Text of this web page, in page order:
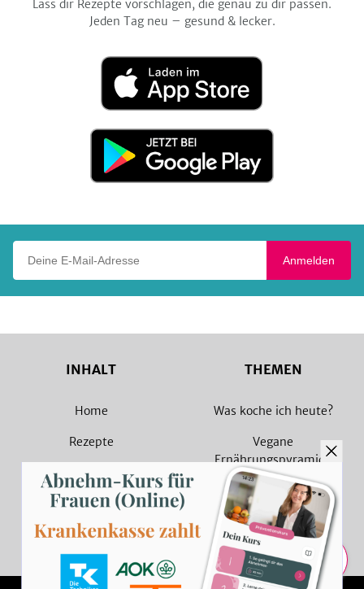
Teilen
Lass dir Rezepte vorschlagen, die genau zu dir passen.
Jeden Tag neu – gesund & lecker.
Laden
im
App
Jetzt
Google
Anmelden
INHALT
Home
Rezepte
Magazin
Sammlungen
Rezept Suche
THEMEN
Was koche ich heute?
Vegane
Ernährungspyramide
Vegane Rezepte
Vegetarische Rezepte